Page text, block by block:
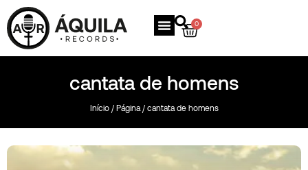
0
cantata de homens
Início/ Página/ cantata de homens